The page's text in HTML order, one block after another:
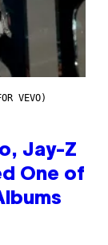
VEVO)
Jay-Z
One of